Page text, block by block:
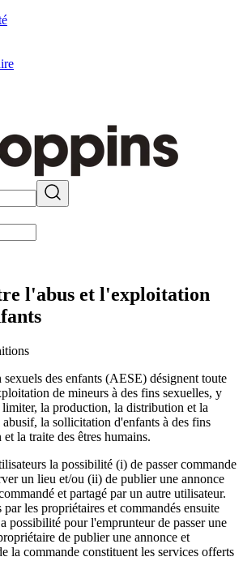
l'abus et l'exploitation
des enfants (AESE) désignent toute
de mineurs à des fins sexuelles, y
limiter, la production, la distribution et la
abusif, la sollicitation d'enfants à des fins
la traite des êtres humains.
la possibilité (i) de passer commande
un lieu et/ou (ii) de publier une annonce
et partagé par un autre utilisateur.
les propriétaires et commandés ensuite
possibilité pour l'emprunteur de passer une
de publier une annonce et
la commande constituent les services offerts